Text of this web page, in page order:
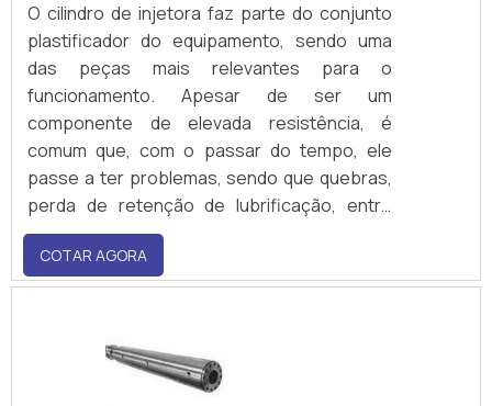
O cilindro de injetora faz parte do conjunto
plastificador do equipamento, sendo uma
das peças mais relevantes para o
funcionamento. Apesar de ser um
componente de elevada resistência, é
comum que, com o passar do tempo, ele
passe a ter problemas, sendo que quebras,
perda de retenção de lubrificação, entre
outras intercorrências que afetam o
desenvolvimento produtivo do maquinário
são os principais. Para o restabelecimento
investir na recuperação da peça,.
COTAR AGORA